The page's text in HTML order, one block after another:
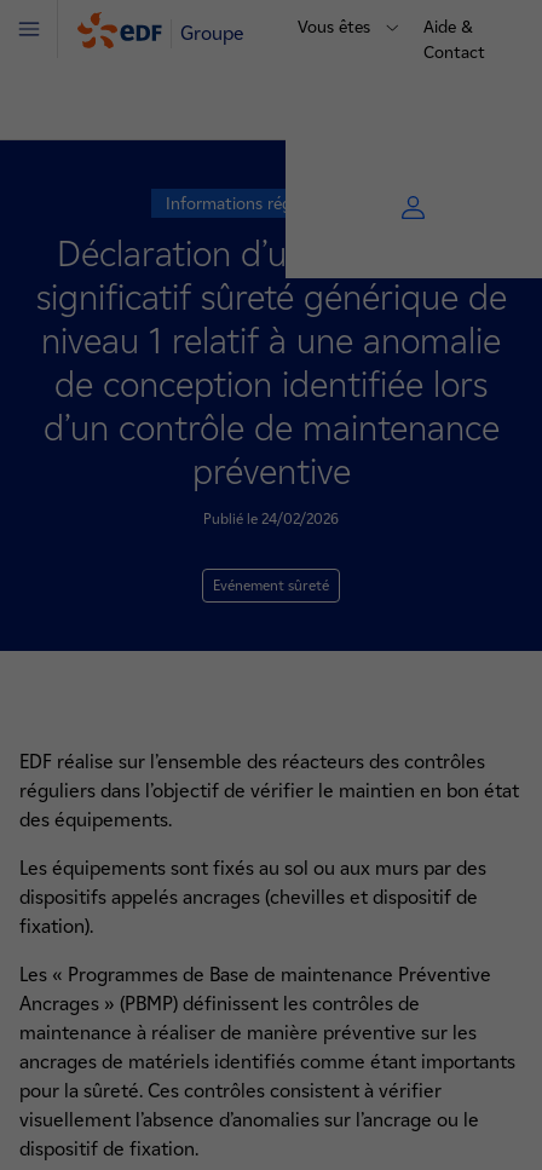
Groupe Vous êtes
Aide &
Contact
Menu
Informations réglementaires
Déclaration d’un événement
significatif sûreté générique de
niveau 1 relatif à une anomalie
de conception identifiée lors
d’un contrôle de maintenance
préventive
Publié le 24/02/2026
Evénement sûreté
EDF réalise sur l’ensemble des réacteurs des contrôles
réguliers dans l’objectif de vérifier le maintien en bon état
des équipements.
Les équipements sont fixés au sol ou aux murs par des
dispositifs appelés ancrages (chevilles et dispositif de
fixation).
Les « Programmes de Base de maintenance Préventive
Ancrages » (PBMP) définissent les contrôles de
maintenance à réaliser de manière préventive sur les
ancrages de matériels identifiés comme étant importants
pour la sûreté. Ces contrôles consistent à vérifier
visuellement l’absence d’anomalies sur l’ancrage ou le
dispositif de fixation.